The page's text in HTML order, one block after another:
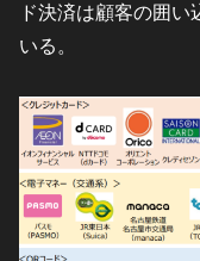
ド決済は顧客の囲
いる。